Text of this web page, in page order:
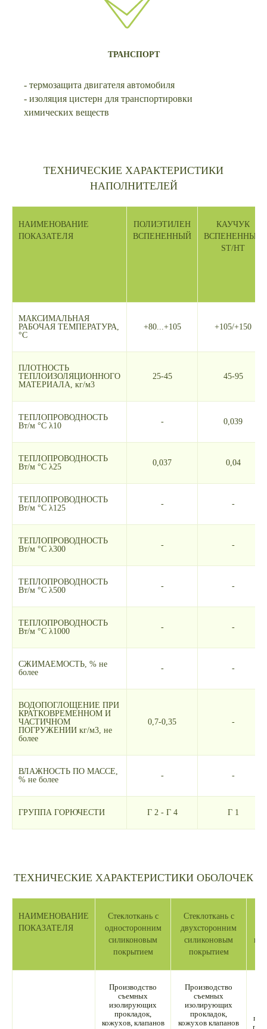
ТРАНСПОРТ
- термозащита двигателя автомобиля
- изоляция цистерн для транспортировки
химических веществ
ТЕХНИЧЕСКИЕ ХАРАКТЕРИСТИКИ
НАПОЛНИТЕЛЕЙ
НАИМЕНОВАНИЕ
ПОКАЗАТЕЛЯ
ПОЛИЭТИЛЕН
ВСПЕНЕННЫЙ
КАУЧУК
ВСПЕНЕННЫЙ
ST/HT
МАКСИМАЛЬНАЯ
РАБОЧАЯ ТЕМПЕРАТУРА,
°С
+80...+105 +105/+150
ПЛОТНОСТЬ
ТЕПЛОИЗОЛЯЦИОННОГО
МАТЕРИАЛА, кг/м3
25-45 45-95
ТЕПЛОПРОВОДНОСТЬ
Вт/м °С λ10
- 0,039
ТЕПЛОПРОВОДНОСТЬ
Вт/м °С λ25
0,037 0,04
ТЕПЛОПРОВОДНОСТЬ
Вт/м °С λ125
- -
ТЕПЛОПРОВОДНОСТЬ
Вт/м °С λ300
- -
ТЕПЛОПРОВОДНОСТЬ
Вт/м °С λ500
- -
ТЕПЛОПРОВОДНОСТЬ
Вт/м °С λ1000
- -
СЖИМАЕМОСТЬ, % не
более
- -
ВОДОПОГЛОЩЕНИЕ ПРИ
КРАТКОВРЕМЕННОМ И
ЧАСТИЧНОМ
ПОГРУЖЕНИИ кг/м3, не
более
0,7-0,35 -
ВЛАЖНОСТЬ ПО МАССЕ,
% не более
- -
ГРУППА ГОРЮЧЕСТИ Г 2 - Г 4 Г 1
ТЕХНИЧЕСКИЕ ХАРАКТЕРИСТИКИ ОБОЛОЧЕК
НАИМЕНОВАНИЕ
ПОКАЗАТЕЛЯ
Стеклоткань с
односторонним
силиконовым
покрытием
Стеклоткань с
двухсторонним
силиконовым
покрытием
Производство
съемных
изолирующих
прокладок,
кожухов, клапанов
Производство
съемных
изолирующих
прокладок,
кожухов клапанов